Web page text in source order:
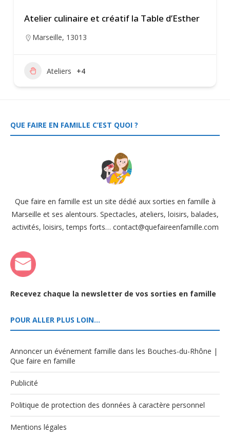
Atelier culinaire et créatif la Table d’Esther
Marseille, 13013
Ateliers +4
QUE FAIRE EN FAMILLE C’EST QUOI ?
Que faire en famille est un site dédié aux sorties en famille à
Marseille et ses alentours. Spectacles, ateliers, loisirs, balades,
activités, loisirs, temps forts… contact@quefaireenfamille.com
Recevez chaque la newsletter de vos sorties en famille
POUR ALLER PLUS LOIN…
Annoncer un événement famille dans les Bouches-du-Rhône |
Que faire en famille
Publicité
Politique de protection des données à caractère personnel
Mentions légales